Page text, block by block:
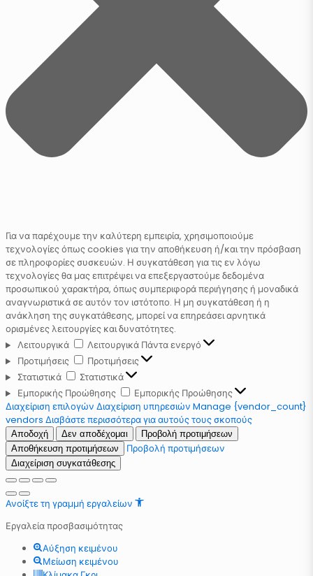
Για να παρέχουμε την καλύτερη εμπειρία, χρησιμοποιούμε
τεχνολογίες όπως cookies για την αποθήκευση ή/και την πρόσβαση
σε πληροφορίες συσκευών. Η συγκατάθεση για τις εν λόγω
τεχνολογίες θα μας επιτρέψει να επεξεργαστούμε δεδομένα
προσωπικού χαρακτήρα, όπως συμπεριφορά περιήγησης ή μοναδικά
αναγνωριστικά σε αυτόν τον ιστότοπο. Η μη συγκατάθεση ή η
ανάκληση της συγκατάθεσης, μπορεί να επηρεάσει αρνητικά
ορισμένες λειτουργίες και δυνατότητες.
Λειτουργικά
Λειτουργικά Πάντα ενεργό
Προτιμήσεις
Προτιμήσεις
Στατιστικά
Στατιστικά
Εμπορικής Προώθησης
Εμπορικής Προώθησης
Διαχείριση επιλογών Διαχείριση υπηρεσιών Manage {vendor_count}
vendors Διαβάστε περισσότερα για αυτούς τους σκοπούς
Αποδοχή Δεν αποδέχομαι
Προβολή προτιμήσεων
Αποθήκευση προτιμήσεων
Προβολή προτιμήσεων
Διαχείριση συγκατάθεσης
Ανοίξτε τη γραμμή εργαλείων
Εργαλεία προσβασιμότητας
Αύξηση κειμένου
Μείωση κειμένου